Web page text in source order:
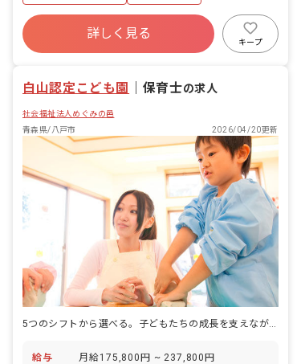
詳しく見る
キープ
白山認定こども園 保育士の求人
社会福祉法人めぐみの邑
青森県/八戸市
2026/04/20更新
給与 月給175,800円 ~ 237,800円